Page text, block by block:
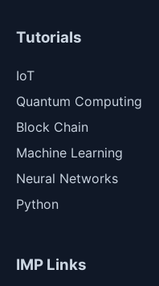
Tutorials
IoT
Quantum Computing
Block Chain
Machine Learning
Neural Networks
Python
IMP Links